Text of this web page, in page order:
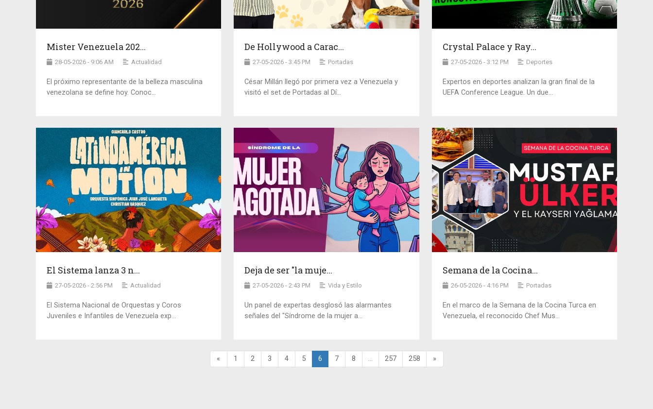
Mister Venezuela 202...
28-05-2026 - 9:06 AM Actualidad
El próximo representante de la belleza masculina
venezolana se define hoy. Conoc...
De Hollywood a Carac...
27-05-2026 - 3:45 PM Portadas
César Millán llegó por primera vez a Venezuela y
visitó el set de Portadas al Dí...
Crystal Palace y Ray...
27-05-2026 - 3:12 PM Deportes
Expertos en deportes analizan la gran final de la
UEFA Conference League. Un due...
El Sistema lanza 3 n...
27-05-2026 - 2:56 PM Actualidad
El Sistema Nacional de Orquestas y Coros
Juveniles e Infantiles de Venezuela exp...
Deja de ser "la muje...
27-05-2026 - 2:43 PM Vida y Estilo
Un panel de expertas desglosó las alarmantes
señales del "Síndrome de la mujer a...
Semana de la Cocina...
26-05-2026 - 4:16 PM Portadas
En el marco de la Semana de la Cocina Turca en
Venezuela, el reconocido Chef Mus...
« 1 2 3 4 5 6 7 8 ... 257 258 »